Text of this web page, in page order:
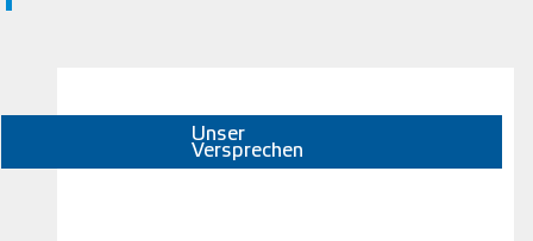
Unser
Versprechen